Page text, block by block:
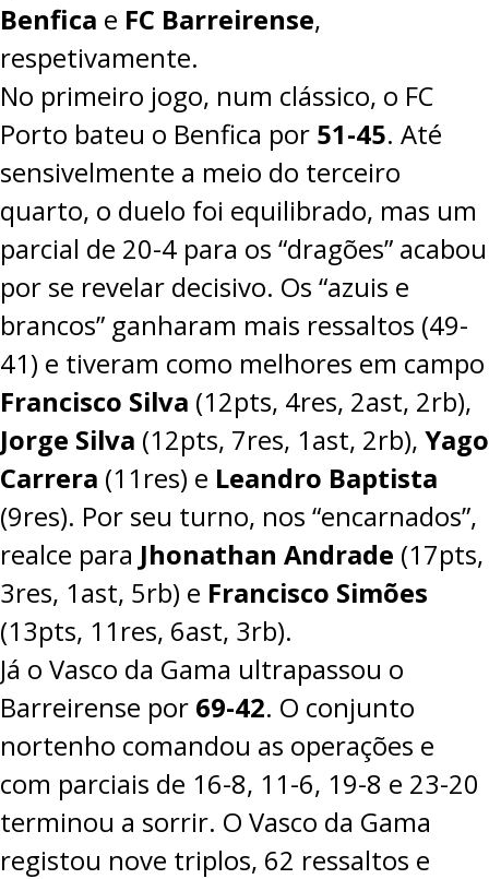
Benfica e FC Barreirense,
respetivamente.
No primeiro jogo, num clássico, o FC
Porto bateu o Benfica por 51-45. Até
sensivelmente a meio do terceiro
quarto, o duelo foi equilibrado, mas um
parcial de 20-4 para os “dragões” acabou
por se revelar decisivo. Os “azuis e
brancos” ganharam mais ressaltos (49-
41) e tiveram como melhores em campo
Francisco Silva (12pts, 4res, 2ast, 2rb),
Jorge Silva (12pts, 7res, 1ast, 2rb), Yago
Carrera (11res) e Leandro Baptista
(9res). Por seu turno, nos “encarnados”,
realce para Jhonathan Andrade (17pts,
3res, 1ast, 5rb) e Francisco Simões
(13pts, 11res, 6ast, 3rb).
Já o Vasco da Gama ultrapassou o
Barreirense por 69-42. O conjunto
nortenho comandou as operações e
com parciais de 16-8, 11-6, 19-8 e 23-20
terminou a sorrir. O Vasco da Gama
registou nove triplos, 62 ressaltos e